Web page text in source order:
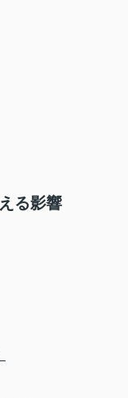
る影響